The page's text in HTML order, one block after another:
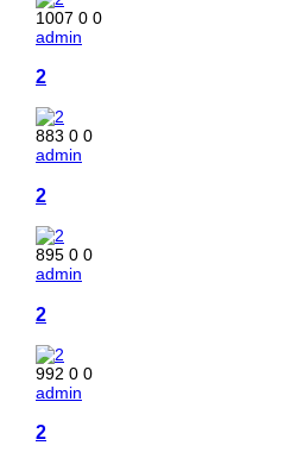
1007 0 0
admin
2
883 0 0
admin
2
895 0 0
admin
2
992 0 0
admin
2